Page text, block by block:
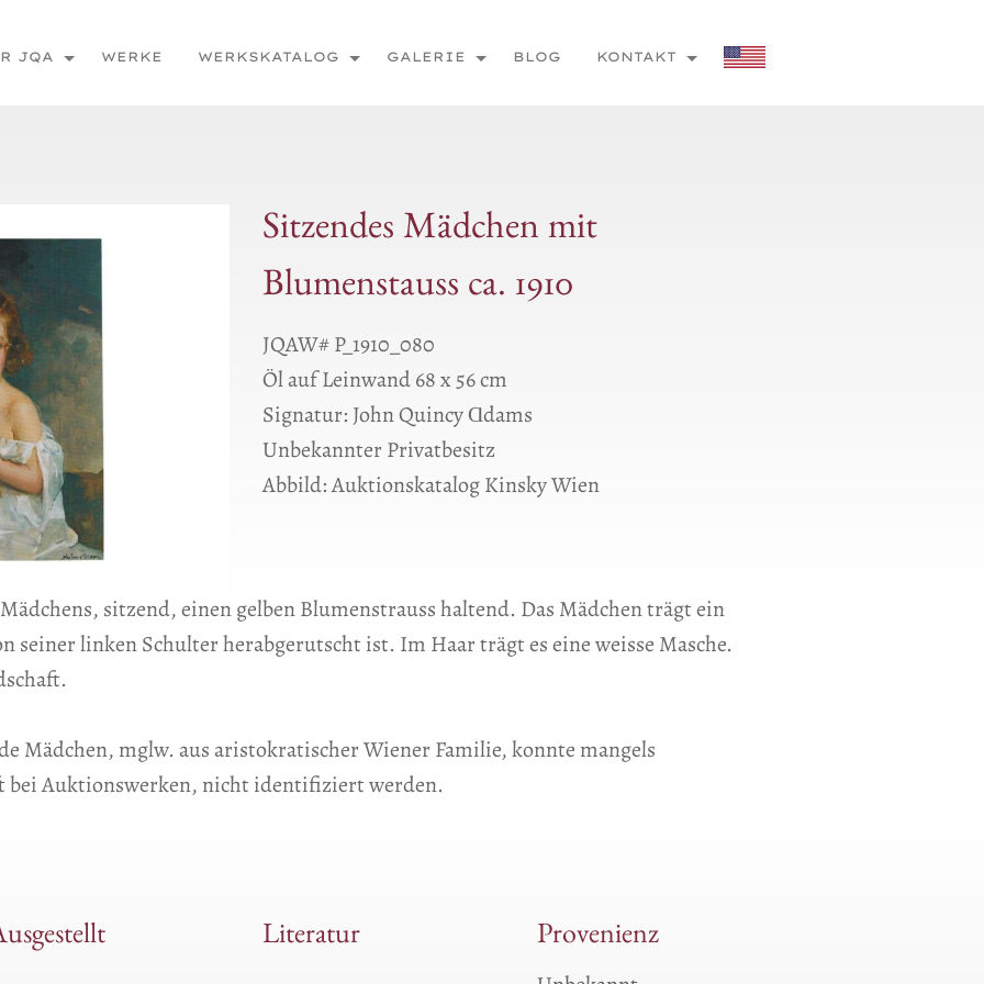
JQA WERKE WERKSKATALOG GALERIE BLOG KONTAKT
Sitzendes Mädchen mit
Blumenstauss ca. 1910
JQAW# P_1910_080
Öl auf Leinwand 68 x 56 cm
Signatur: John Quincy Ɑdams
Unbekannter Privatbesitz
Abbild: Auktionskatalog Kinsky Wien
sitzend, einen gelben Blumenstrauss haltend. Das Mädchen trägt ein
seiner linken Schulter herabgerutscht ist. Im Haar trägt es eine weisse Masche.
Mädchen, mglw. aus aristokratischer Wiener Familie, konnte mangels
bei Auktionswerken, nicht identifiziert werden.
Literatur Provenienz